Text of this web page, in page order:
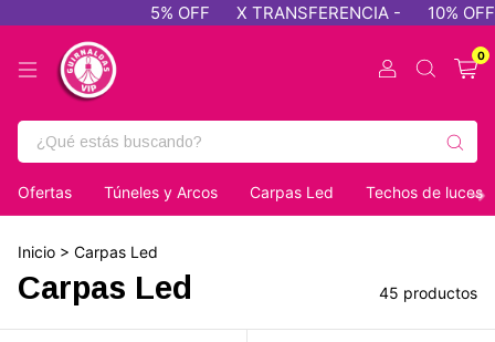
X TRANSFERENCIA - 10% OFF - PAGO
0
Ofertas Túneles y Arcos Carpas Led Techos de luces
Inicio > Carpas Led
Carpas Led 45 productos